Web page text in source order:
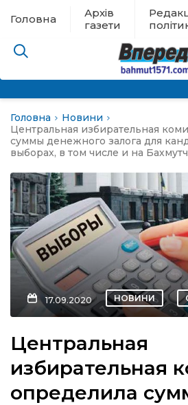
Головна
Архів
газети
евакуації
новини
Головна
Новини
Центральная избирательная
суммы денежного залога для
выборах, в том числе и на
17.09.2020 НОВИНИ
Центральная
избирательная
определила